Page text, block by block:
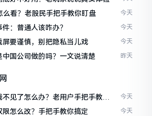
么看？老股民手把手教你盯盘 今天
：普通人该咋办？ 今天
要谨慎，别把隐私当儿戏 今天
国公司做的吗？一文说清楚 昨天
见了怎么办？老用户手把手教你
今天
怎么改？手把手教你搞定 今天